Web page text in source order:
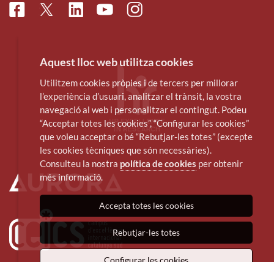
FacebookTwitterLinkedinYoutubeInstagram
Aquest lloc web utilitza cookies
Utilitzem cookies pròpies i de tercers per millorar
l’experiència d’usuari, analitzar el trànsit, la vostra
navegació al web i personalitzar el contingut. Podeu
“Acceptar totes les cookies”, “Configurar les cookies”
que voleu acceptar o bé “Rebutjar-les totes” (excepte
les cookies tècniques que són necessàries).
Consulteu la nostra política de cookies per obtenir
més informació.
Accepta totes les cookies
Rebutjar-les totes
Configurar les cookies